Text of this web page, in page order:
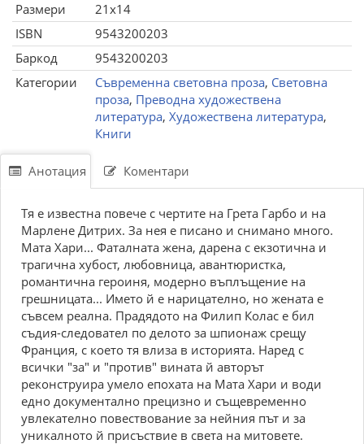
Размери
21x14
ISBN
9543200203
Баркод
9543200203
Категории
Съвременна световна проза, Световна
проза, Преводна художествена
литература, Художествена литература,
Книги
Анотация Коментари
Тя е известна повече с чертите на Грета Гарбо и на
Марлене Дитрих. За нея е писано и снимано много.
Мата Хари... Фаталната жена, дарена с екзотична и
трагична хубост, любовница, авантюристка,
романтична героиня, модерно въплъщение на
грешницата... Името й е нарицателно, но жената е
съвсем реална. Прадядото на Филип Колас е бил
съдия-следовател по делото за шпионаж срещу
Франция, с което тя влиза в историята. Наред с
всички "за" и "против" вината й авторът
реконструира умело епохата на Мата Хари и води
едно документално прецизно и същевременно
увлекателно повествование за нейния път и за
уникалното й присъствие в света на митовете.